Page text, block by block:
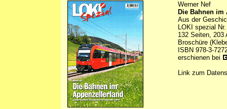
Werner Nef
Die Bahnen
Aus der
LOKI spezial
132 Seiten, 203
Broschüre
ISBN 978-3-
erschienen bei
Link zum